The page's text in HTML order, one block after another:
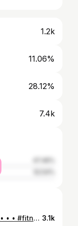
1.2k
11.06%
28.12%
7.4k
just focus on your progress 🔱 • • • • • #fitness #gym #explorepage #fyp #gymrat #motivation #kesfet #kesfetteyiz #fitnessmotivation #inspiration #inspirationalquotes #mindset #growthmindset #gymmotivation #fitnessjourney #fitnessaddict 3.1k